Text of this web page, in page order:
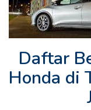
Daftar
Honda di